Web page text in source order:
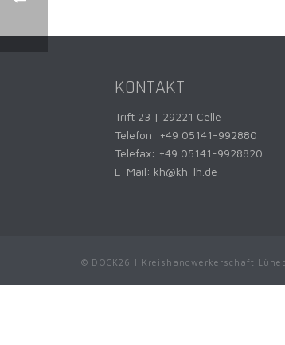
KONTAKT
Trift 23 | 29221 Celle
Telefon: +49 05141-992880
Telefax: +49 05141-9928820
E-Mail: kh@kh-lh.de
© DOCK26 | Kreishandwerkerschaft